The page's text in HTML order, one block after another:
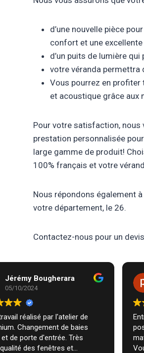
d’une nouvelle pièce
confort et une
d’un puits de lumière
votre véranda permettra
Vous pourrez en profiter
et acoustique grâce aux
Pour votre satisfaction, nous
prestation personnalisée
large gamme de produit!
100% français et votre
Nous répondons également
votre département, le 26.
Contactez-nous pour un
Jérémy Bougherara
05/10/2024
réalisé par l'atelier de
Changement de baies
de porte d'entrée. Très
des fenêtres et